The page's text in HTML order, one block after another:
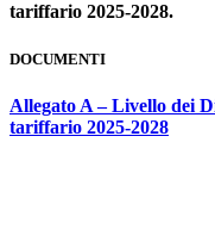
tariffario 2025-2028.
DOCUMENTI
Allegato A – Livello dei
tariffario 2025-2028